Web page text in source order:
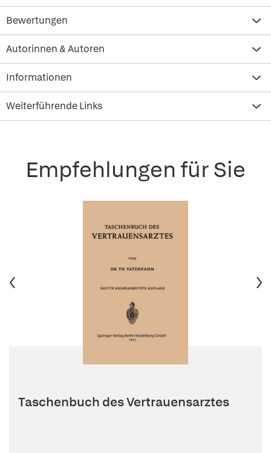
Bewertungen
Autorinnen & Autoren
Informationen
Weiterführende Links
Empfehlungen für Sie
Taschenbuch des Vertrauensarztes